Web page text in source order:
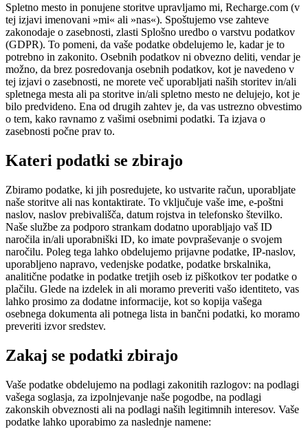
Spletno mesto in ponujene storitve upravljamo mi, Recharge.com (v
tej izjavi imenovani »mi« ali »nas«). Spoštujemo vse zahteve
zakonodaje o zasebnosti, zlasti Splošno uredbo o varstvu podatkov
(GDPR). To pomeni, da vaše podatke obdelujemo le, kadar je to
potrebno in zakonito. Osebnih podatkov ni obvezno deliti, vendar je
možno, da brez posredovanja osebnih podatkov, kot je navedeno v
tej izjavi o zasebnosti, ne morete več uporabljati naših storitev in/ali
spletnega mesta ali pa storitve in/ali spletno mesto ne delujejo, kot je
bilo predvideno. Ena od drugih zahtev je, da vas ustrezno obvestimo
o tem, kako ravnamo z vašimi osebnimi podatki. Ta izjava o
zasebnosti počne prav to.
Kateri podatki se zbirajo
Zbiramo podatke, ki jih posredujete, ko ustvarite račun, uporabljate
naše storitve ali nas kontaktirate. To vključuje vaše ime, e-poštni
naslov, naslov prebivališča, datum rojstva in telefonsko številko.
Naše službe za podporo strankam dodatno uporabljajo vaš ID
naročila in/ali uporabniški ID, ko imate povpraševanje o svojem
naročilu. Poleg tega lahko obdelujemo prijavne podatke, IP-naslov,
uporabljeno napravo, vedenjske podatke, podatke brskalnika,
analitične podatke in podatke tretjih oseb iz piškotkov ter podatke o
plačilu. Glede na izdelek in ali moramo preveriti vašo identiteto, vas
lahko prosimo za dodatne informacije, kot so kopija vašega
osebnega dokumenta ali potnega lista in bančni podatki, ko moramo
preveriti izvor sredstev.
Zakaj se podatki zbirajo
Vaše podatke obdelujemo na podlagi zakonitih razlogov: na podlagi
vašega soglasja, za izpolnjevanje naše pogodbe, na podlagi
zakonskih obveznosti ali na podlagi naših legitimnih interesov. Vaše
podatke lahko uporabimo za naslednje namene: